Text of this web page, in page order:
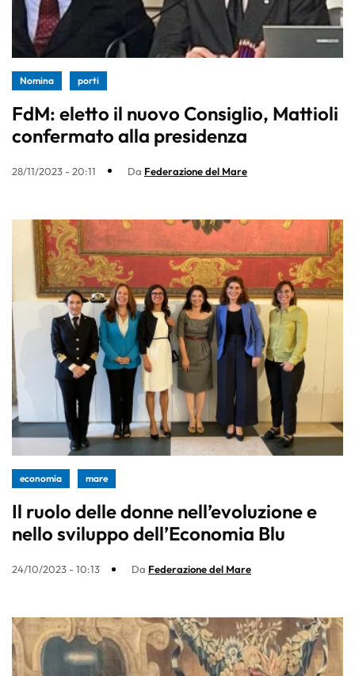
Nomina porti
FdM: eletto il nuovo Consiglio, Mattioli
confermato alla presidenza
28/11/2023 - 20:11 Da Federazione del Mare
economia mare
Il ruolo delle donne nell’evoluzione e
nello sviluppo dell’Economia Blu
24/10/2023 - 10:13 Da Federazione del Mare